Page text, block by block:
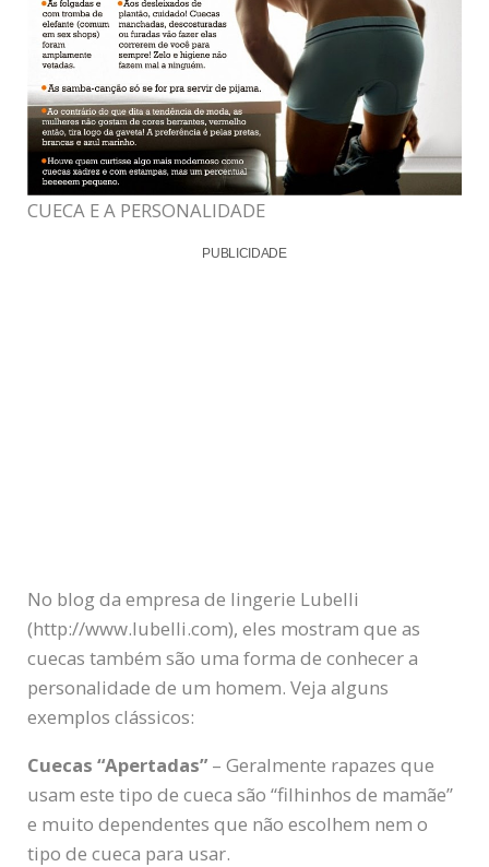
CUECA E A PERSONALIDADE
PUBLICIDADE
No blog da empresa de lingerie Lubelli
(http://www.lubelli.com), eles mostram que as
cuecas também são uma forma de conhecer a
personalidade de um homem. Veja alguns
exemplos clássicos:
Cuecas “Apertadas” – Geralmente rapazes que
usam este tipo de cueca são “filhinhos de mamãe”
e muito dependentes que não escolhem nem o
tipo de cueca para usar.